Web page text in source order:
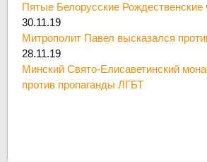
Пятые Белорусские
30.11.19
Митрополит Павел высказался
28.11.19
Минский Свято-Елисаветинский
против пропаганды ЛГБТ